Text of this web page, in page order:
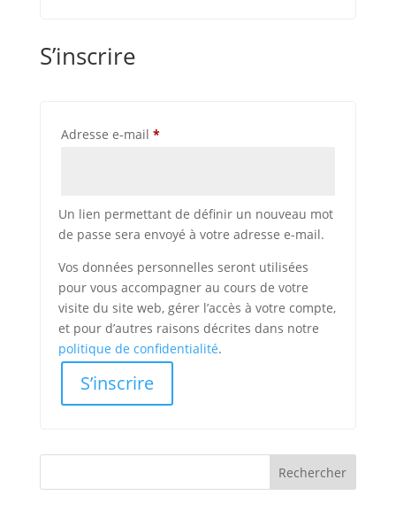
S’inscrire
Adresse e-mail *Obligatoire
Un lien permettant de définir un nouveau mot
de passe sera envoyé à votre adresse e-mail.
Vos données personnelles seront utilisées
pour vous accompagner au cours de votre
visite du site web, gérer l’accès à votre compte,
et pour d’autres raisons décrites dans notre
politique de confidentialité.
S’inscrire
Rechercher